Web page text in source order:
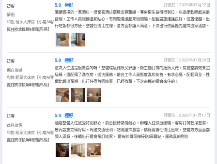
訪客
情侶
和悅·輕享大床房【小度AI客
控+65寸投屏+智能馬桶】
入住於2026年07月
5.0 極好
評價於：2026年07月22日
隨便選擇的一家酒店，很驚喜酒店環境安靜雅緻，客房衞生做得很到位，床品柔軟睡起來很
舒服。工作人員服務温和貼心，有問題溝通起來很順暢。配套設施維護良好，位置優越，出
行吃飯都很方便。整體性價比在線，各方面都讓人滿意，下次出行依舊優先選擇這家酒店。
訪客
獨自旅遊
和悅·輕享大床房【小度AI客
控+65寸投屏+智能馬桶】
入住於2026年07月
5.0 極好
評價於：2026年07月20日
這次入住還是很驚喜的呀！整體環境雅緻又舒服，衞生間打掃的細緻入微，房間空調效果超
級棒，還配備了洗衣房，送洗服務。前台工作人員態度温和友善，有求必應。配套齊全，性
價比超出預期，出行住宿首選這裏，已經收藏，下次來郴州還會來住的！
訪客
商務旅客
和悅·輕享大床房【小度AI客
控+65寸投屏+智能馬桶】
入住於2026年07月
5.0 極好
評價於：2026年07月17日
酒店整體入住感受特別舒心，前台接待熱情耐心，辦理入住快捷順暢。客房打掃乾淨整潔，
屋內設施完備好用。周邊交通便利，吃喝選擇豐富，價格實惠性價比出眾，整體方方面面都
讓人滿意，後續出行還會預訂這家。 還有帥哥司機接送t高鐵站，服務真的到位